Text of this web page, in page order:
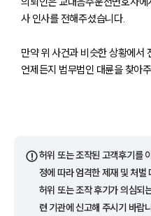
그
대
오
글로벌
사 인사를 전해주셨습니다.
만약 위 사건과 비슷한 상황에서
언제든지 법무법인 대륜을 찾아
⚠️허위 또는 조작된 고객후기를
정에 따라 엄격한 제재 및 처벌
허위 또는 조작 후기가 의심되
련 기관에 신고해 주시기 바랍